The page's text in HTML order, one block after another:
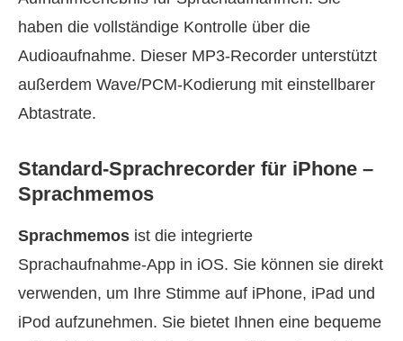
haben die vollständige Kontrolle über die
Audioaufnahme. Dieser MP3‑Recorder unterstützt
außerdem Wave/PCM‑Kodierung mit einstellbarer
Abtastrate.
Standard‑Sprachrecorder für iPhone –
Sprachmemos
Sprachmemos ist die integrierte
Sprachaufnahme‑App in iOS. Sie können sie direkt
verwenden, um Ihre Stimme auf iPhone, iPad und
iPod aufzunehmen. Sie bietet Ihnen eine bequeme